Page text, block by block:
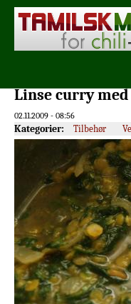
Linse curry
02.11.2009 - 08:56
Kategorier: Tilbehør